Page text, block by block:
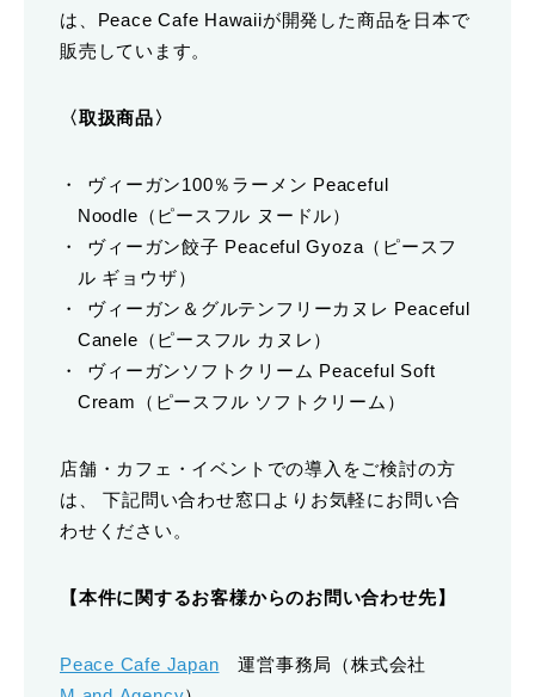
は、Peace Cafe Hawaiiが開発した商品を日本で
販売しています。
〈取扱商品〉
ヴィーガン100％ラーメン Peaceful
Noodle（ピースフル ヌードル）
ヴィーガン餃子 Peaceful Gyoza（ピースフ
ル ギョウザ）
ヴィーガン＆グルテンフリーカヌレ Peaceful
Canele（ピースフル カヌレ）
ヴィーガンソフトクリーム Peaceful Soft
Cream（ピースフル ソフトクリーム）
店舗・カフェ・イベントでの導入をご検討の方
は、 下記問い合わせ窓口よりお気軽にお問い合
わせください。
【本件に関するお客様からのお問い合わせ先】
Peace Cafe Japan 運営事務局（株式会社